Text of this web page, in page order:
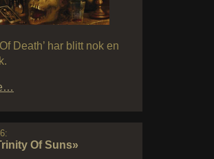
Death’ har blitt nok en
Of Suns»